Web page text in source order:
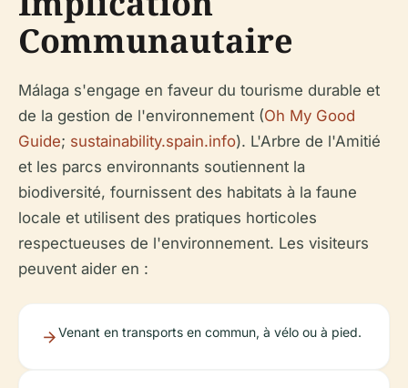
Communautaire
Málaga s'engage en faveur du tourisme durable et
de la gestion de l'environnement (Oh My Good
Guide; sustainability.spain.info). L'Arbre de l'Amitié
et les parcs environnants soutiennent la
biodiversité, fournissent des habitats à la faune
locale et utilisent des pratiques horticoles
respectueuses de l'environnement. Les visiteurs
peuvent aider en :
Venant en transports en commun, à vélo ou à pied.